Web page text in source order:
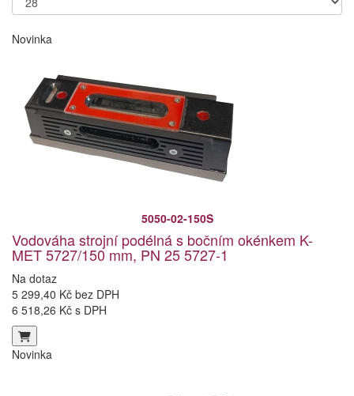
Novinka
5050-02-150S
Vodováha strojní podélná s bočním okénkem K-
MET 5727/150 mm, PN 25 5727-1
Na dotaz
5 299,40 Kč bez DPH
6 518,26 Kč s DPH
Novinka